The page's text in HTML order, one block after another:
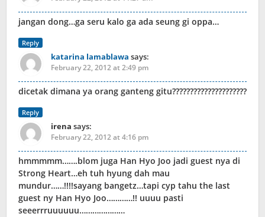
jangan dong…ga seru kalo ga ada seung gi oppa…
Reply
katarina lamablawa says:
February 22, 2012 at 2:49 pm
dicetak dimana ya orang ganteng gitu?????????????????????
Reply
irena says:
February 22, 2012 at 4:16 pm
hmmmmm…….blom juga Han Hyo Joo jadi guest nya di
Strong Heart…eh tuh hyung dah mau
mundur……!!!!sayang bangetz…tapi cyp tahu the last
guest ny Han Hyo Joo…………!! uuuu pasti
seeerrruuuuuu…………………